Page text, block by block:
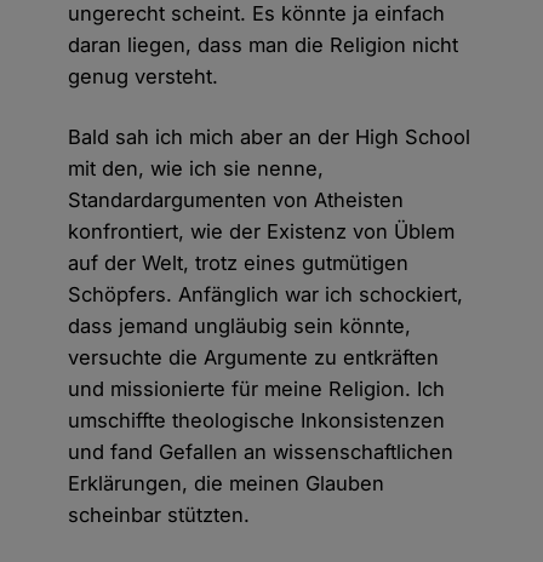
ungerecht scheint. Es könnte ja einfach
daran liegen, dass man die Religion nicht
genug versteht.
Bald sah ich mich aber an der High School
mit den, wie ich sie nenne,
Standardargumenten von Atheisten
konfrontiert, wie der Existenz von Üblem
auf der Welt, trotz eines gutmütigen
Schöpfers. Anfänglich war ich schockiert,
dass jemand ungläubig sein könnte,
versuchte die Argumente zu entkräften
und missionierte für meine Religion. Ich
umschiffte theologische Inkonsistenzen
und fand Gefallen an wissenschaftlichen
Erklärungen, die meinen Glauben
scheinbar stützten.